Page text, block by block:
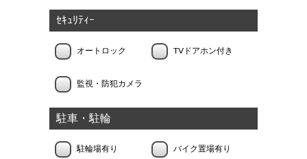
ｾｷｭﾘﾃｨｰ
オートロック TVドアホン付き
監視・防犯カメラ
駐車・駐輪
駐輪場有り バイク置場有り